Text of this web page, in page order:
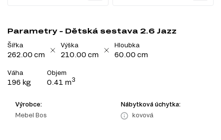
Parametry - Dětská sestava 2.6 Jazz
Šířka
262.00 cm
Výška
210.00 cm
Hloubka
60.00 cm
Váha
196 kg
Objem
0.41 m3
Výrobce:
Mebel Bos
Nábytková úchytka:
kovová